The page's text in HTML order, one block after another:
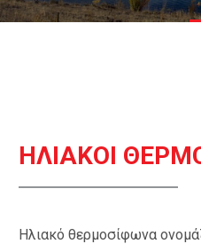
ΗΛΙΑΚΟΙ
Ηλιακό θερμοσίφωνα